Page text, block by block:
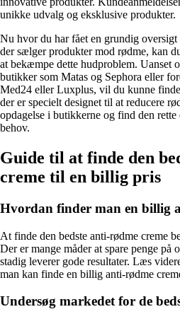
unikke udvalg og eksklusive produkter.
Nu hvor du har fået en grundig
der sælger produkter mod rødme, kan
at bekæmpe dette hudproblem. Uanset
butikker som Matas og Sephora eller
Med24 eller Luxplus, vil du kunne
der er specielt designet til at reducere
opdagelse i butikkerne og find den rette
behov.
Guide til at finde den
creme til en billig pris
Hvordan finder man en billig
At finde den bedste anti-rødme creme
Der er mange måder at spare penge på
stadig leverer gode resultater. Læs
man kan finde en billig anti-rødme
Undersøg markedet for de